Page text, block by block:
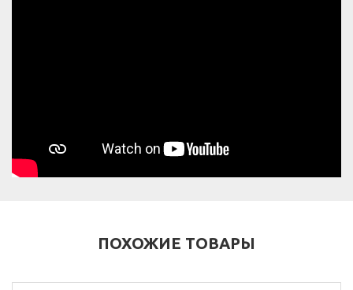
ПОХОЖИЕ ТОВАРЫ